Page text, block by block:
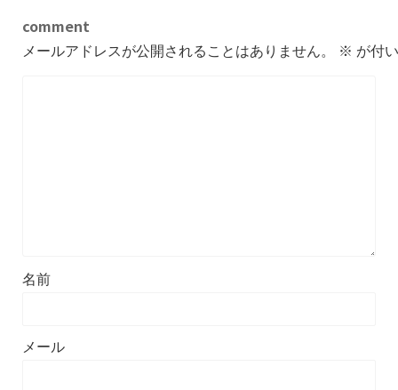
comment
メールアドレスが公開されることはありません。 ※ が付
名前
メール